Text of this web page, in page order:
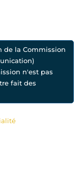
de la Commission
n'est pas
fait des